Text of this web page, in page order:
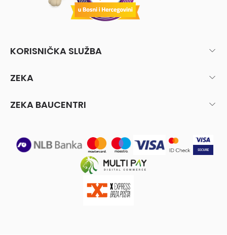
KORISNIČKA SLUŽBA
ZEKA
ZEKA BAUCENTRI